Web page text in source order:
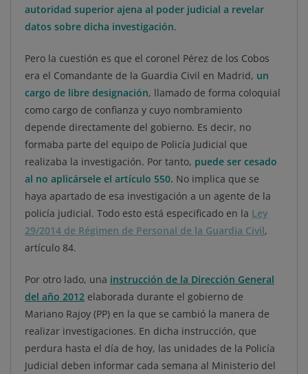
autoridad superior ajena al poder judicial a revelar
datos sobre dicha investigación.
Pero la cuestión es que el coronel Pérez de los Cobos
era el Comandante de la Guardia Civil en Madrid, un
cargo de libre designación, llamado de forma coloquial
como cargo de confianza y cuyo nombramiento
depende directamente del gobierno. Es decir, no
formaba parte del equipo de Policía Judicial que
realizaba la investigación. Por tanto, puede ser cesado
al no aplicársele el artículo 550. No implica que se
haya apartado de esa investigación a un agente de la
policía judicial. Todo esto está especificado en la Ley
29/2014 de Régimen de Personal de la Guardia Civil,
artículo 84.
Por otro lado, una instrucción de la Dirección General
del año 2012 elaborada durante el gobierno de
Mariano Rajoy (PP) en la que se cambió la manera de
realizar investigaciones. En dicha instrucción, que
perdura hasta el día de hoy, las unidades de la Policía
Judicial deben informar cada semana al Ministerio del